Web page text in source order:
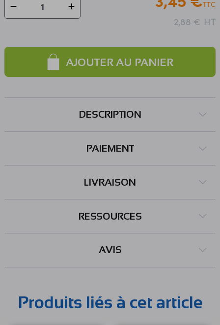
TTC
2,88 € HT
AJOUTER AU PANIER
DESCRIPTION
PAIEMENT
LIVRAISON
RESSOURCES
AVIS
Produits liés à cet article